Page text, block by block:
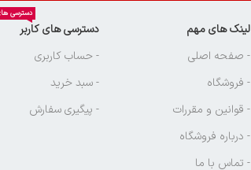
لینک های مهم
- صفحه اصلی
- فروشگاه
- قوانین و مقررات
- درباره فروشگاه
- تماس با ما
دسترسی های کاربر
دسترسی
- حساب کاربری
- سبد خرید
- پیگیری سفارش